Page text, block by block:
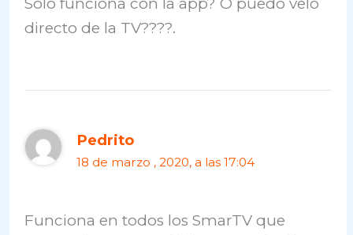
directo de la TV????.
Pedrito
18 de marzo , 2020, a las 17:04
Funciona en todos los SmarTV que